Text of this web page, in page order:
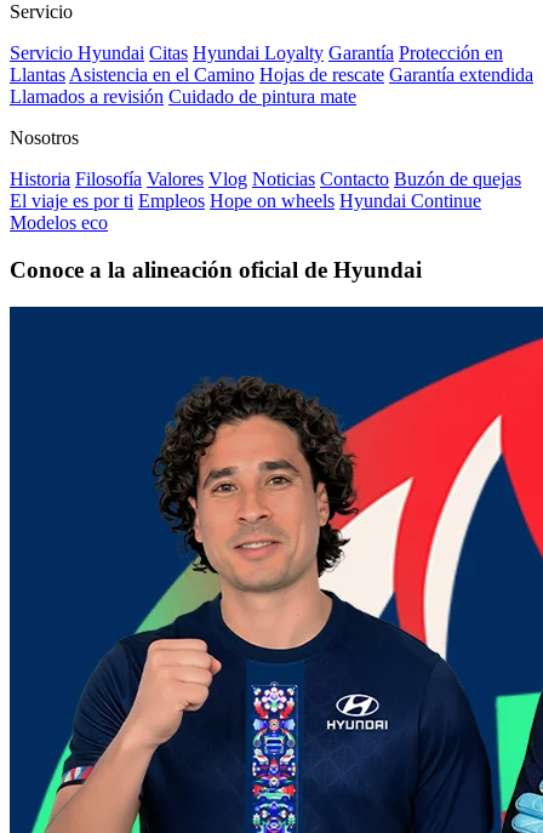
Servicio
Servicio Hyundai Citas Hyundai Loyalty Garantía Protección en
Llantas Asistencia en el Camino Hojas de rescate Garantía extendida
Llamados a revisión Cuidado de pintura mate⁠
Nosotros
Historia Filosofía Valores Vlog Noticias Contacto Buzón de quejas
El viaje es por ti Empleos Hope on wheels Hyundai Continue
Modelos eco
Conoce a la alineación oficial de Hyundai